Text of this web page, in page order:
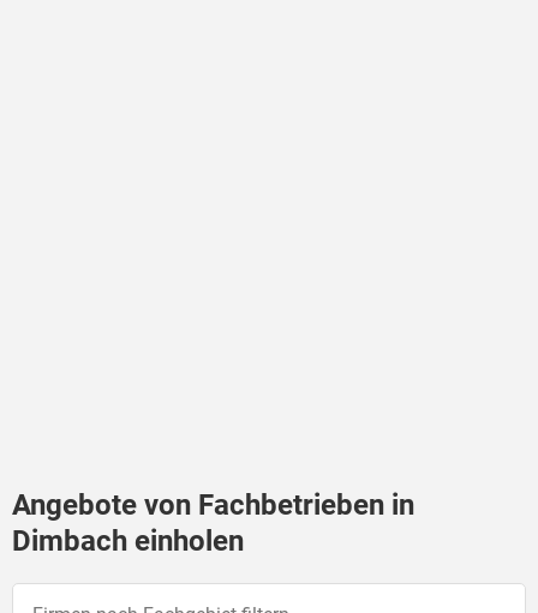
Angebote von Fachbetrieben in
Dimbach einholen